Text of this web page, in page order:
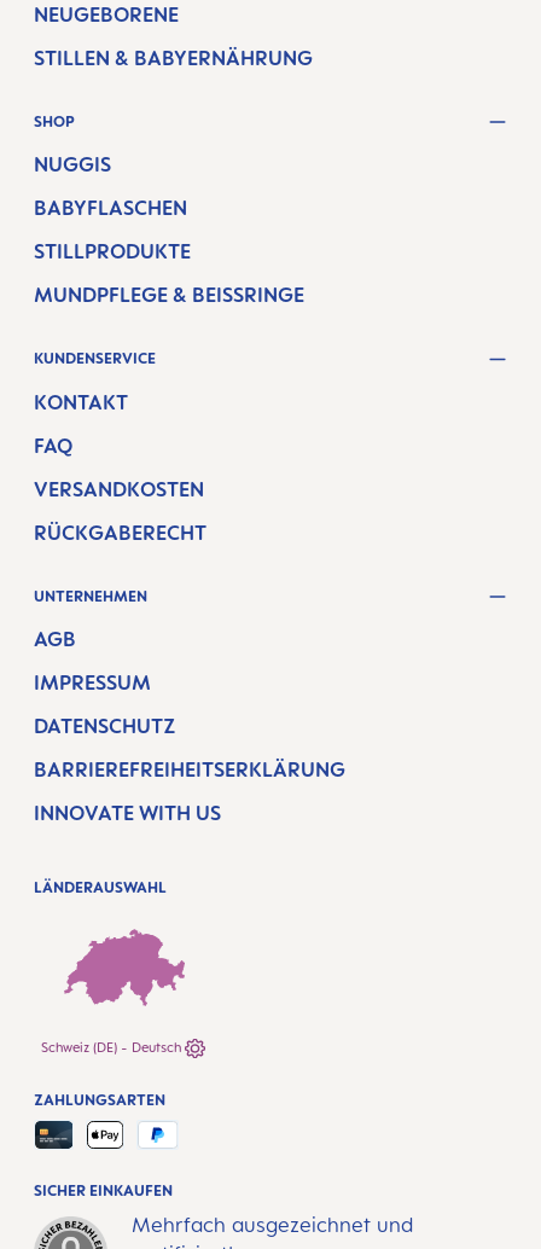
NEUGEBORENE
STILLEN & BABYERNÄHRUNG
SHOP
NUGGIS
BABYFLASCHEN
STILLPRODUKTE
MUNDPFLEGE & BEISSRINGE
KUNDENSERVICE
KONTAKT
FAQ
VERSANDKOSTEN
RÜCKGABERECHT
UNTERNEHMEN
AGB
IMPRESSUM
DATENSCHUTZ
BARRIEREFREIHEITSERKLÄRUNG
INNOVATE WITH US
LÄNDERAUSWAHL
Schweiz (DE) - Deutsch
SICHER EINKAUFEN
Mehrfach ausgezeichnet und
ZAHLUNGSARTEN